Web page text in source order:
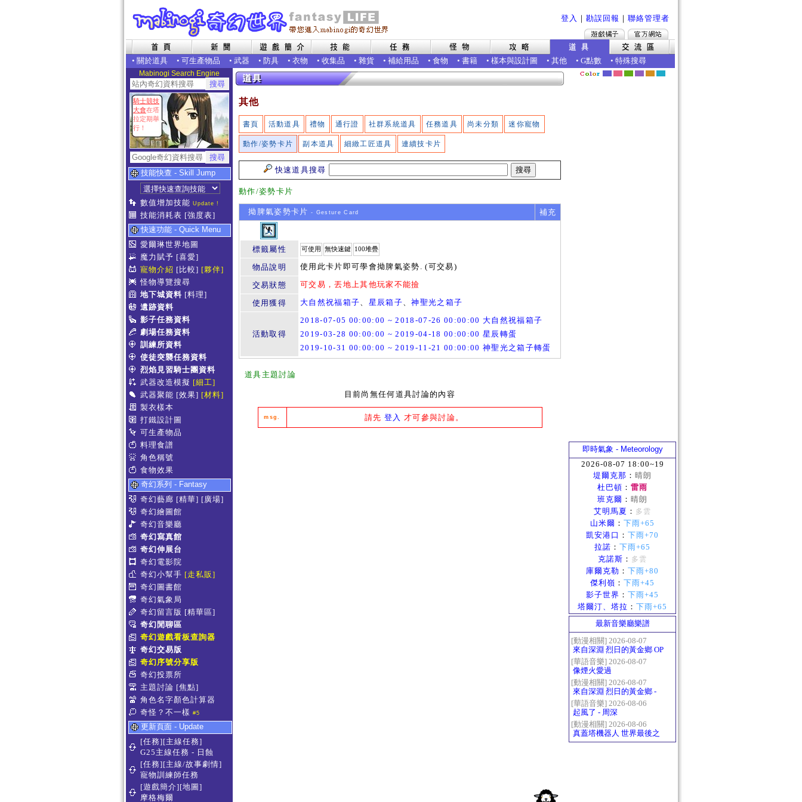
登入 ｜ 勘誤回報 ｜ 聯絡管理者
• 關於道具 • 可生產物品 • 武器 • 防具 • 衣物 • 收集品 • 雜貨 • 補給用品 • 食物 • 書籍 • 樣本與設計圖 • 其他 • G點數 • 特殊搜尋
Mabinogi Search Engine
騎士競技
大會在塔
拉定期舉
行！
技能快查 - Skill Jump
數值增加技能 Update !
技能消耗表 [強度表]
快速功能 - Quick Menu
愛爾琳世界地圖
魔力賦予 [喜愛]
寵物介紹 [比較] [夥伴]
怪物導覽搜尋
地下城資料 [料理]
遺跡資料
影子任務資料
劇場任務資料
訓練所資料
使徒突襲任務資料
烈焰見習騎士團資料
武器改造模擬 [細工]
武器聚能 [效果] [材料]
製衣樣本
打鐵設計圖
可生產物品
料理食譜
角色稱號
食物效果
奇幻系列 - Fantasy
奇幻藝廊 [精華] [廣場]
奇幻繪圖館
奇幻音樂廳
奇幻寫真館
奇幻伸展台
奇幻電影院
奇幻小幫手 [走私販]
奇幻圖書館
奇幻氣象局
奇幻留言版 [精華區]
奇幻閒聊區
奇幻遊戲看板查詢器
奇幻交易版
奇幻序號分享版
奇幻投票所
主題討論 [焦點]
角色名字顏色計算器
奇怪？不一樣 #5
更新頁面 - Update
[任務][主線任務]
G25主線任務 - 日蝕
[任務][主線/故事劇情]
寵物訓練師任務
[遊戲簡介][地圖]
摩格梅爾
其他
書頁 活動道具 禮物 通行證 社群系統道具 任務道具 尚未分類 迷你寵物
動作/姿勢卡片 副本道具 細緻工匠道具 連續技卡片
快速道具搜尋
動作/姿勢卡片
拗脾氣姿勢卡片 - Gesture Card 補充
標籤屬性 可使用 無快速鍵 100堆疊
物品說明 使用此卡片即可學會拗脾氣姿勢. (可交易)
交易狀態 可交易，丟地上其他玩家不能撿
使用獲得 大自然祝福箱子、 星辰箱子、神聖光之箱子
活動取得
2018-07-05 00:00:00 ~ 2018-07-26 00:00:00 大自然祝福箱子
2019-03-28 00:00:00 ~ 2019-04-18 00:00:00 星辰轉蛋
2019-10-31 00:00:00 ~ 2019-11-21 00:00:00 神聖光之箱子轉蛋
道具主題討論
目前尚無任何道具討論的內容
msg. 請先 登入 才可參與討論。
即時氣象 - Meteorology
2026-08-07 18:00~19
堤爾克那 ： 晴朗
杜巴頓 ： 雷雨
班克爾 ： 晴朗
艾明馬夏 ： 多雲
山米爾 ： 下雨+65
凱安港口 ： 下雨+70
拉諾 ： 下雨+65
克諾斯 ： 多雲
庫爾克勒 ： 下雨+80
傑利嶺 ： 下雨+45
影子世界 ： 下雨+45
塔爾汀、塔拉 ： 下雨+65
最新音樂廳樂譜
[動漫相關] 2026-08-07
來自深淵 烈日的黃金鄉 OP
- かたち(Katachi)
[華語音樂] 2026-08-07
像煙火愛過
[動漫相關] 2026-08-07
來自深淵 烈日的黃金鄉 -
Gravity
[華語音樂] 2026-08-06
起風了 - 周深
[動漫相關] 2026-08-06
真蓋塔機器人 世界最後之
日OP2 HEATS